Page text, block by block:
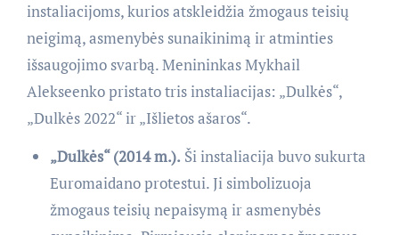
instaliacijoms, kurios atskleidžia žmogaus teisių
neigimą, asmenybės sunaikinimą ir atminties
išsaugojimo svarbą. Menininkas Mykhail
Alekseenko pristato tris instaliacijas: „Dulkės“,
„Dulkės 2022“ ir „Išlietos ašaros“.
„Dulkės“ (2014 m.). Ši instaliacija buvo sukurta
Euromaidano protestui. Ji simbolizuoja
žmogaus teisių nepaisymą ir asmenybės